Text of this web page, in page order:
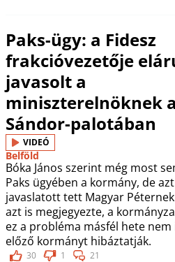
Paks-ügy: a Fidesz
frakcióvezetője
javasolt a
miniszterelnöknek a
Sándor-palotában
VIDEÓ
Belföld
Bóka János szerint még most
Paks ügyében a kormány, de
javaslatott tett Magyar
azt is megjegyezte, a
ez a probléma másfél hete
előző kormányt hibáztatják.
30 1 21